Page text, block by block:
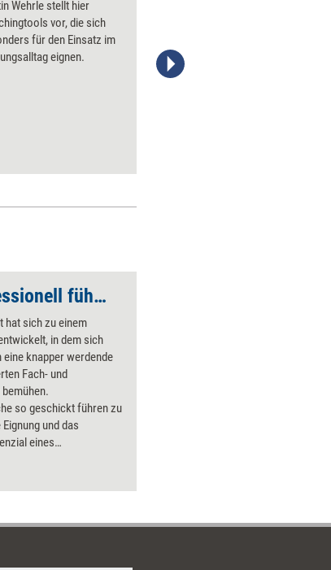
Wehrle stellt hier
vor, die sich
für den Einsatz im
eignen.
Stefanie Diers/trainerkoffer.de
Auswahlgespräche professionell führen
hat sich zu einem
in dem sich
eine knapper werdende
Fach- und
so geschickt führen zu
und das
eines
Arbeitgeber zu
geworden.